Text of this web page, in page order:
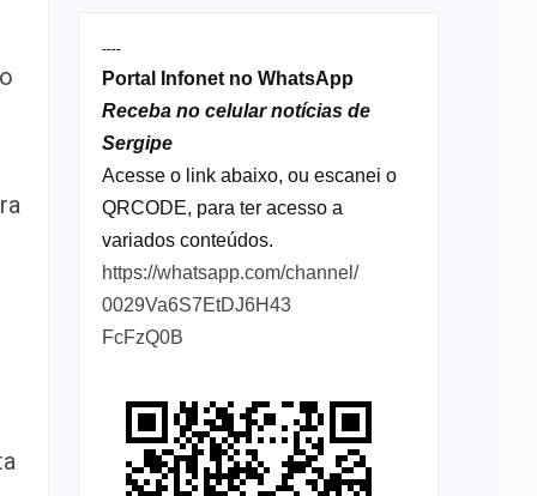
----
Portal Infonet no WhatsApp
Receba no celular notícias de
Sergipe
Acesse o link abaixo, ou escanei o
QRCODE, para ter acesso a
variados conteúdos.
https://whatsapp.com/channel/
0029Va6S7EtDJ6H43
FcFzQ0B